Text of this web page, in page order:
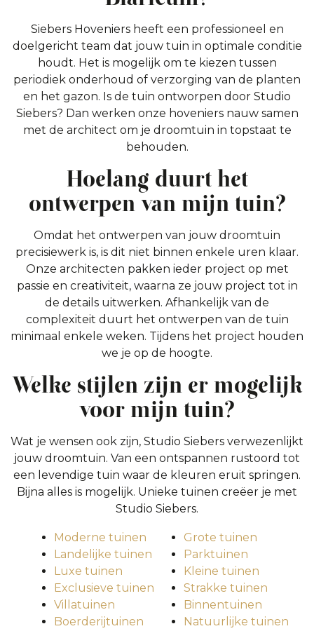
Siebers Hoveniers heeft een professioneel en
doelgericht team dat jouw tuin in optimale conditie
houdt. Het is mogelijk om te kiezen tussen
periodiek onderhoud of verzorging van de planten
en het gazon. Is de tuin ontworpen door Studio
Siebers? Dan werken onze hoveniers nauw samen
met de architect om je droomtuin in topstaat te
behouden.
Hoelang duurt het
ontwerpen van mijn tuin?
Omdat het ontwerpen van jouw droomtuin
precisiewerk is, is dit niet binnen enkele uren klaar.
Onze architecten pakken ieder project op met
passie en creativiteit, waarna ze jouw project tot in
de details uitwerken. Afhankelijk van de
complexiteit duurt het ontwerpen van de tuin
minimaal enkele weken. Tijdens het project houden
we je op de hoogte.
Welke stijlen zijn er mogelijk
voor mijn tuin?
Wat je wensen ook zijn, Studio Siebers verwezenlijkt
jouw droomtuin. Van een ontspannen rustoord tot
een levendige tuin waar de kleuren eruit springen.
Bijna alles is mogelijk. Unieke tuinen creëer je met
Studio Siebers.
Moderne tuinen
Landelijke tuinen
Luxe tuinen
Exclusieve tuinen
Villatuinen
Boerderijtuinen
Grote tuinen
Parktuinen
Kleine tuinen
Strakke tuinen
Binnentuinen
Natuurlijke tuinen